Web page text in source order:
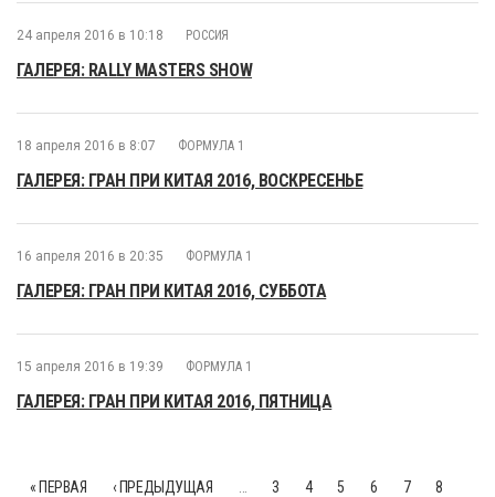
24 апреля 2016 в 10:18 РОССИЯ
ГАЛЕРЕЯ: RALLY MASTERS SHOW
18 апреля 2016 в 8:07 ФОРМУЛА 1
ГАЛЕРЕЯ: ГРАН ПРИ КИТАЯ 2016, ВОСКРЕСЕНЬЕ
16 апреля 2016 в 20:35 ФОРМУЛА 1
ГАЛЕРЕЯ: ГРАН ПРИ КИТАЯ 2016, СУББОТА
15 апреля 2016 в 19:39 ФОРМУЛА 1
ГАЛЕРЕЯ: ГРАН ПРИ КИТАЯ 2016, ПЯТНИЦА
« ПЕРВАЯ ‹ ПРЕДЫДУЩАЯ 3 4 5 6 7 8